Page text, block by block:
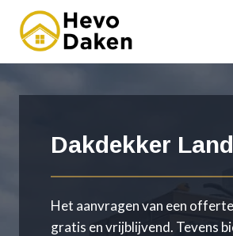
Doorgaan
naar
inhoud
Dakdekker
Het aanvragen van een
gratis en vrijblijvend. Tevens